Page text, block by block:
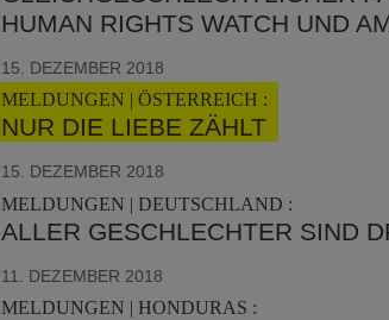
HUMAN RIGHTS WATCH UND
15. DEZEMBER 2018
MELDUNGEN | ÖSTERREICH :
NUR DIE LIEBE ZÄHLT
15. DEZEMBER 2018
MELDUNGEN | DEUTSCHLAND :
ALLER GESCHLECHTER SIND
11. DEZEMBER 2018
MELDUNGEN | HONDURAS :